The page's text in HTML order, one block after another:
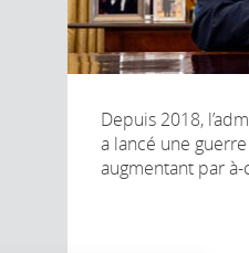
Depuis 2018,
a lancé une
augmentant par à-